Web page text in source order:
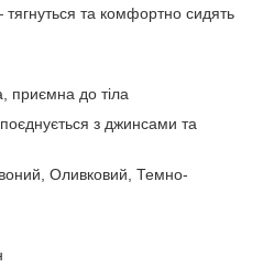
та комфортно сидять
до тіла
з джинсами та
Оливковий, Темно-